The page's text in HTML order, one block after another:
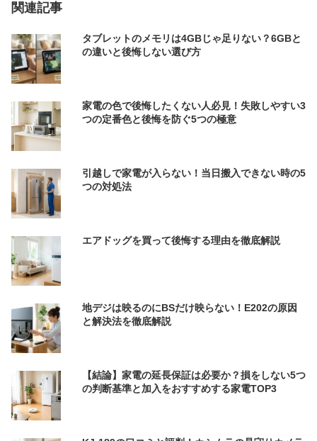
関連記事
タブレットのメモリは4GBじゃ足りない？6GBと
の違いと後悔しない選び方
家電の色で後悔したくない人必見！失敗しやすい3
つの定番色と後悔を防ぐ5つの極意
引越しで家電が入らない！当日搬入できない時の5
つの対処法
エアドッグを買って後悔する理由を徹底解説
地デジは映るのにBSだけ映らない！E202の原因
と解決法を徹底解説
【結論】家電の延長保証は必要か？損をしない5つ
の判断基準と加入をおすすめする家電TOP3